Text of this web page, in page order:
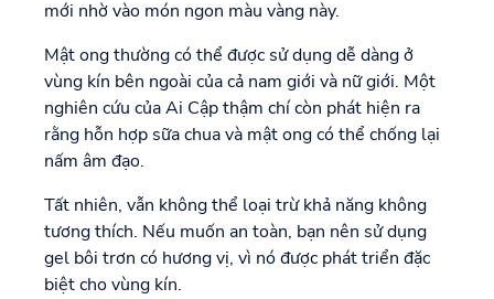
mới nhờ vào món ngon màu vàng này.
Mật ong thường có thể được sử dụng dễ dàng ở
vùng kín bên ngoài của cả nam giới và nữ giới. Một
nghiên cứu của Ai Cập thậm chí còn phát hiện ra
rằng hỗn hợp sữa chua và mật ong có thể chống lại
nấm âm đạo.
Tất nhiên, vẫn không thể loại trừ khả năng không
tương thích. Nếu muốn an toàn, bạn nên sử dụng
gel bôi trơn có hương vị, vì nó được phát triển đặc
biệt cho vùng kín.